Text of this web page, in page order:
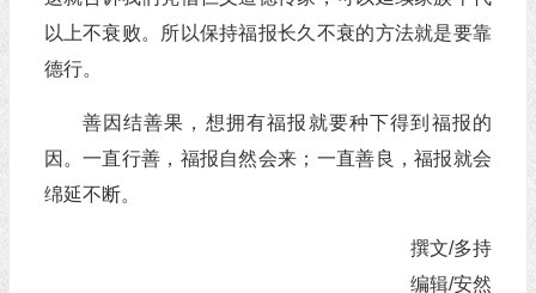
以上不衰败。所以保持福报长久不衰的方法就是要靠
德行。
善因结善果，想拥有福报就要种下得到福报的
因。一直行善，福报自然会来；一直善良，福报就会
绵延不断。
撰文/多持
编辑/安然